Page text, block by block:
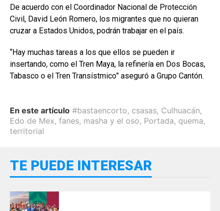
De acuerdo con el Coordinador Nacional de Protección
Civil, David León Romero, los migrantes que no quieran
cruzar a Estados Unidos, podrán trabajar en el país.
“Hay muchas tareas a los que ellos se pueden ir
insertando, como el Tren Maya, la refinería en Dos Bocas,
Tabasco o el Tren Transístmico” aseguró a Grupo Cantón.
En este artículo #bastaencorto, csasas, Culhuacán,
Edo de Mex, fanes, masha y el oso, Portada, quema,
territorial
TE PUEDE INTERESAR